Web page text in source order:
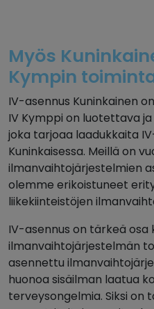
Myös
Kympin
IV-asennus Kuninkainen
IV Kymppi on luotettava
joka tarjoaa laadukkaita
Kuninkaisessa. Meillä on
ilmanvaihtojärjestelmien
olemme erikoistuneet
liikekiinteistöjen
IV-asennus on tärkeä osa
ilmanvaihtojärjestelmän
asennettu
huonoa sisäilman laatua
terveysongelmia. Siksi